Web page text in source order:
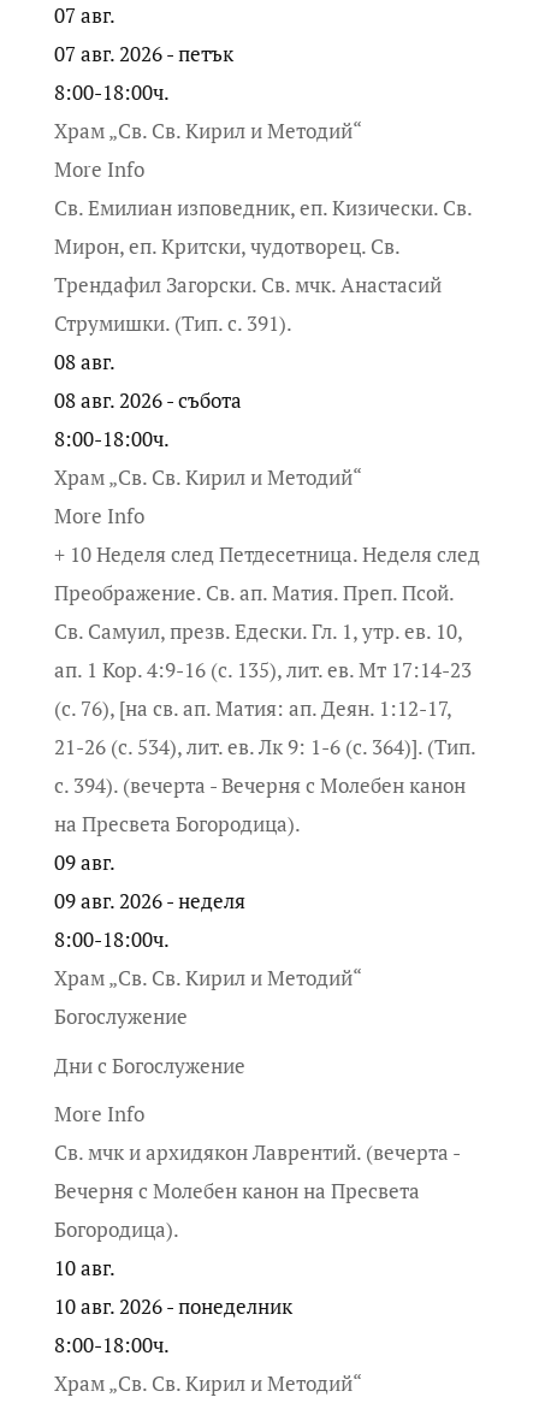
07 авг.
07 авг. 2026 - петък
8:00-18:00ч.
Храм „Св. Св. Кирил и Методий“
More Info
Св. Емилиан изповедник, еп. Кизически. Св.
Мирон, еп. Критски, чудотворец. Св.
Трендафил Загорски. Св. мчк. Анастасий
Струмишки. (Тип. с. 391).
08авг.
08 авг. 2026 - събота
8:00-18:00ч.
Храм „Св. Св. Кирил и Методий“
More Info
+ 10 Неделя след Петдесетница. Неделя след
Преображение. Св. ап. Матия. Преп. Псой.
Св. Самуил, презв. Едески. Гл. 1, утр. ев. 10,
ап. 1 Кор. 4:9-16 (с. 135), лит. ев. Мт 17:14-23
(с. 76), [на св. ап. Матия: ап. Деян. 1:12-17,
21-26 (с. 534), лит. ев. Лк 9: 1-6 (с. 364)]. (Тип.
с. 394). (вечерта - Вечерня с Молебен канон
на Пресвета Богородица).
09авг.
09 авг. 2026 - неделя
8:00-18:00ч.
Храм „Св. Св. Кирил и Методий“
Богослужение
Дни с Богослужение
More Info
Св. мчк и архидякон Лаврентий. (вечерта -
Вечерня с Молебен канон на Пресвета
Богородица).
10авг.
10 авг. 2026 - понеделник
8:00-18:00ч.
Храм „Св. Св. Кирил и Методий“